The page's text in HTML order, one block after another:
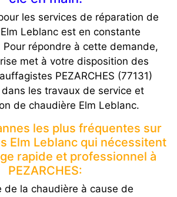
les services de réparation de
Leblanc est en constante
Pour répondre à cette demande,
met à votre disposition des
PEZARCHES (77131)
les travaux de service et
de chaudière Elm Leblanc.
les plus fréquentes sur
Elm Leblanc qui nécessitent
rapide et professionnel à
PEZARCHES:
de la chaudière à cause de